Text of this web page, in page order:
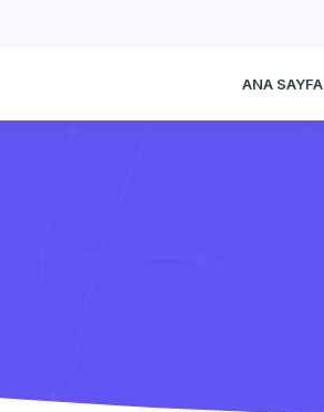
ANA SAYFA